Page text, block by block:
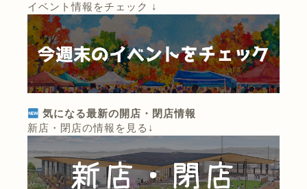
イベント情報をチェック ↓
気になる最新の開店・閉店情報
新店・閉店の情報を見る↓